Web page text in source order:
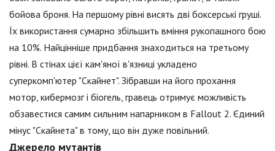
бойова броня. На першому рівні висять дві боксерські груші.
Їх використання сумарно збільшить вміння рукопашного бою
на 10%. Найцінніше придбання знаходиться на третьому
рівні. В стінах цієї кам'яної в'язниці укладено
суперкомп'ютер "Скайнет". Зібравши на його прохання
мотор, кибермозг і біогель, гравець отримує можливість
обзавестися самим сильним напарником в Fallout 2. Єдиний
мінус "Скайнета" в тому, що він дуже повільний.
Джерело мутантів